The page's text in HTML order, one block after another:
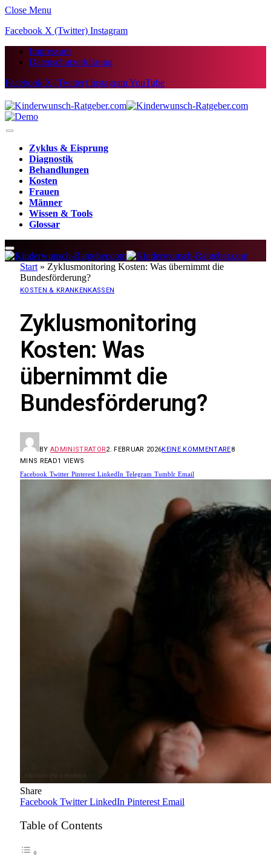
Close Menu
Facebook X (Twitter) Instagram
Impressum
Datenschutzerklärung
Facebook X (Twitter) InstagramYouTube
Zyklus & Eisprung
Diagnostik
Behandlungen
Kosten
Frauen
Männer
Wissen & Tools
Glossar
Start » Zyklusmonitoring Kosten: Was übernimmt die
Bundesförderung?
KOSTEN & KRANKENKASSEN
Zyklusmonitoring
Kosten: Was
übernimmt die
Bundesförderung?
BY ADMINISTRATOR2. FEBRUAR 2026KEINE KOMMENTARE8
MINS READ1 VIEWS
Facebook Twitter Pinterest LinkedIn Telegram Tumblr Email
Share
Facebook Twitter LinkedIn Pinterest Email
Table of Contents